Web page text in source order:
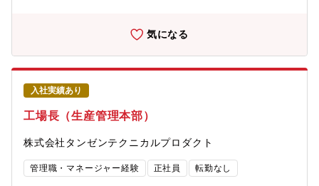
気になる
入社実績あり
工場長（生産管理本部）
株式会社タンゼンテクニカルプロダクト
管理職・マネージャー経験 正社員 転勤なし